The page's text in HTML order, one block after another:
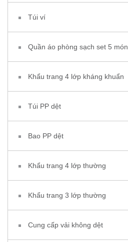
Túi ví
Quần áo phòng sạch set 5 món
Khẩu trang 4 lớp kháng khuẩn
Túi PP dệt
Bao PP dệt
Khẩu trang 4 lớp thường
Khẩu trang 3 lớp thường
Cung cấp vải không dệt